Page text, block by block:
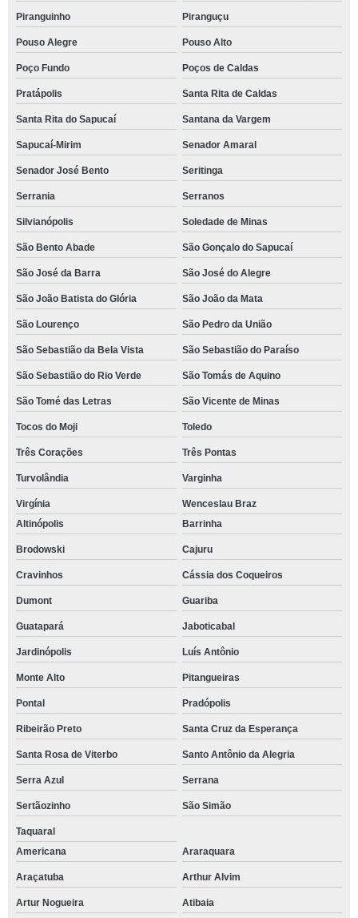
Piranguinho Piranguçu
Pouso Alegre Pouso Alto
Poço Fundo Poços de Caldas
Pratápolis Santa Rita de Caldas
Santa Rita do Sapucaí Santana da Vargem
Sapucaí-Mirim Senador Amaral
Senador José Bento Seritinga
Serrania Serranos
Silvianópolis Soledade de Minas
São Bento Abade São Gonçalo do Sapucaí
São José da Barra São José do Alegre
São João Batista do Glória São João da Mata
São Lourenço São Pedro da União
São Sebastião da Bela Vista São Sebastião do Paraíso
São Sebastião do Rio Verde São Tomás de Aquino
São Tomé das Letras São Vicente de Minas
Tocos do Moji Toledo
Três Corações Três Pontas
Turvolândia Varginha
Virgínia
Wenceslau Braz
Altinópolis
Barrinha
Brodowski Cajuru
Cravinhos Cássia dos Coqueiros
Dumont Guariba
Guatapará Jaboticabal
Jardinópolis Luís Antônio
Monte Alto Pitangueiras
Pontal Pradópolis
Ribeirão Preto Santa Cruz da Esperança
Santa Rosa de Viterbo Santo Antônio da Alegria
Serra Azul Serrana
Sertãozinho São Simão
Taquaral
Americana
Araraquara
Araçatuba Arthur Alvim
Artur Nogueira Atibaia